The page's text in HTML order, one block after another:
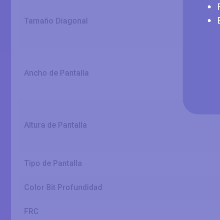
Tamaño Diagonal
Ancho de Pantalla
Altura de Pantalla
Tipo de Pantalla
Color Bit Profundidad
FRC